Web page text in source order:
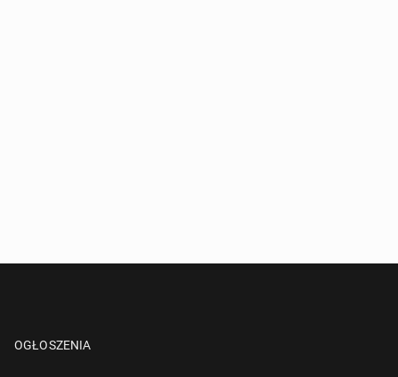
OGŁOSZENIA